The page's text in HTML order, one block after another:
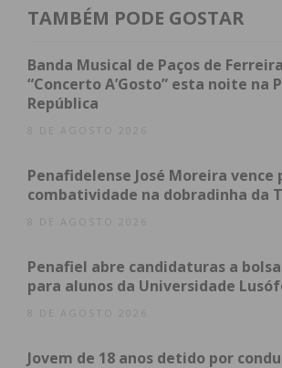
escolher as grandes superfícies
também a conveniência (46%)
locais onde os encarregados de
muitas das suas compras habituais.
tradicionais papelarias, apesar de
lojas especializadas e 31% para as
especialistas nestes materiais (59%
especializadas e 58% para as
Dado o contexto dos últimos meses,
TAMBÉM PODE GOSTAR
Banda Musical de Paços de
“Concerto A’Gosto” esta noite na
República
8 DE AGOSTO 2026
Penafidelense José Moreira vence
combatividade na dobradinha da
8 DE AGOSTO 2026
Penafiel abre candidaturas a
para alunos da Universidade
8 DE AGOSTO 2026
Jovem de 18 anos detido por